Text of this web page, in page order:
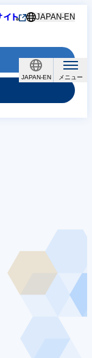
JAPAN-EN
ト JAPAN-EN